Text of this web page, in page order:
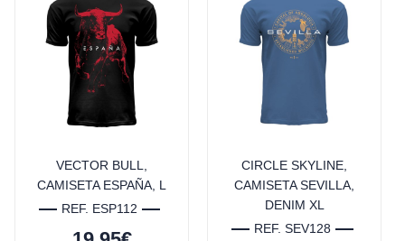
VECTOR BULL,
CAMISETA ESPAÑA, L
REF. ESP112
CIRCLE SKYLINE,
CAMISETA SEVILLA,
DENIM XL
REF. SEV128